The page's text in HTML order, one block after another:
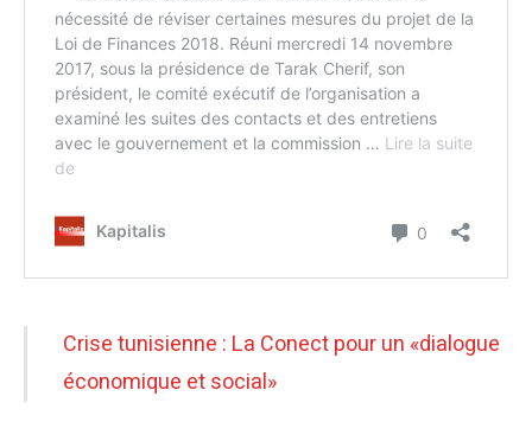
Crise tunisienne : La Conect pour un «dialogue
économique et social»